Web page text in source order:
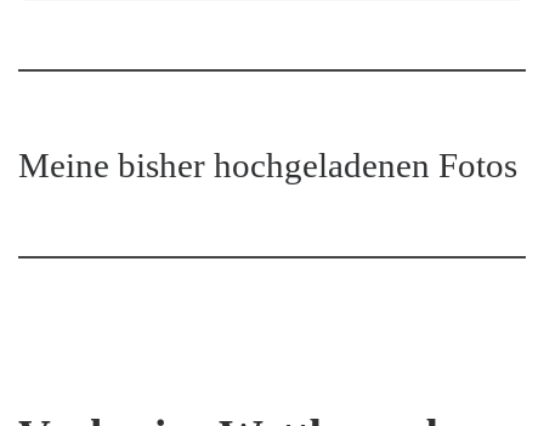
Meine bisher hochgeladenen Fotos